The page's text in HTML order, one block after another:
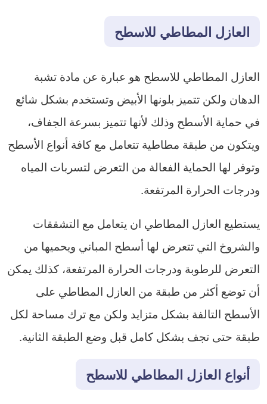
العازل المطاطي للاسطح
العازل المطاطي للاسطح هو عبارة عن مادة تشبة
الدهان ولكن تتميز بلونها الأبيض وتستخدم بشكل شائع
في حماية الأسطح وذلك لأنها تتميز بسرعة الجفاف،
ويتكون من طبقة مطاطية تتعامل مع كافة أنواع الأسطح
وتوفر لها الحماية الفعالة من التعرض لتسربات المياه
ودرجات الحرارة المرتفعة.
يستطيع العازل المطاطي ان يتعامل مع التشققات
والشروخ التي تتعرض لها أسطح المباني ويحميها من
التعرض للرطوبة ودرجات الحرارة المرتفعة، كذلك يمكن
أن توضع أكثر من طبقة من العازل المطاطي على
الأسطح التالفة بشكل متزايد ولكن مع ترك مساحة لكل
طبقة حتى تجف بشكل كامل قبل وضع الطبقة الثانية.
أنواع العازل المطاطي للاسطح